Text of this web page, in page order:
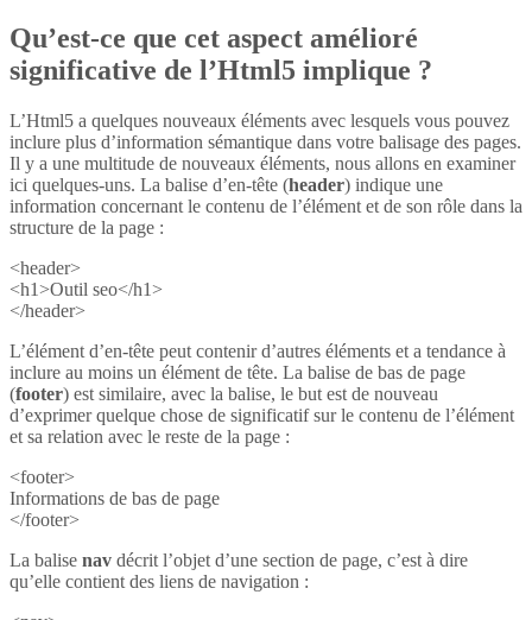
Qu’est-ce que cet aspect amélioré
significative de l’Html5 implique ?
L’Html5 a quelques nouveaux éléments avec lesquels vous pouvez
inclure plus d’information sémantique dans votre balisage des pages.
Il y a une multitude de nouveaux éléments, nous allons en examiner
ici quelques-uns. La balise d’en-tête (header) indique une
information concernant le contenu de l’élément et de son rôle dans la
structure de la page :
<header>
<h1>Outil seo</h1>
</header>
L’élément d’en-tête peut contenir d’autres éléments et a tendance à
inclure au moins un élément de tête. La balise de bas de page
(footer) est similaire, avec la balise, le but est de nouveau
d’exprimer quelque chose de significatif sur le contenu de l’élément
et sa relation avec le reste de la page :
<footer>
Informations de bas de page
</footer>
La balise nav décrit l’objet d’une section de page, c’est à dire
qu’elle contient des liens de navigation :